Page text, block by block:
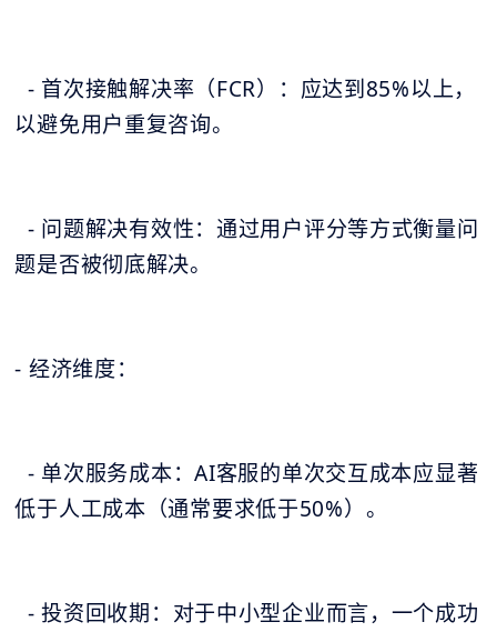
- 首次接触解决率（FCR）：应达到85%以上，
以避免用户重复咨询。
- 问题解决有效性：通过用户评分等方式衡量问
题是否被彻底解决。
- 经济维度：
- 单次服务成本：AI客服的单次交互成本应显著
低于人工成本（通常要求低于50%）。
- 投资回收期：对于中小型企业而言，一个成功